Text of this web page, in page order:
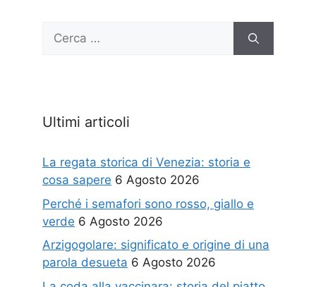
Ricerca
Ultimi articoli
La regata storica di Venezia: storia e
cosa sapere 6 Agosto 2026
Perché i semafori sono rosso, giallo e
verde 6 Agosto 2026
Arzigogolare: significato e origine di una
parola desueta 6 Agosto 2026